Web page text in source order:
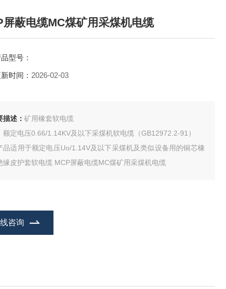
屏蔽电缆MC煤矿用采煤机电缆
型号：
时间： 2026-02-03
描述： 矿用橡套软电缆
额定电压0.66/1.14KV及以下采煤机软电缆（GB12972.2-91）
品适用于额定电压Uo/1.14V及以下采煤机及类似设备用的铜芯橡
缘皮护套软电缆 MCP屏蔽电缆MC煤矿用采煤机电缆
咨询